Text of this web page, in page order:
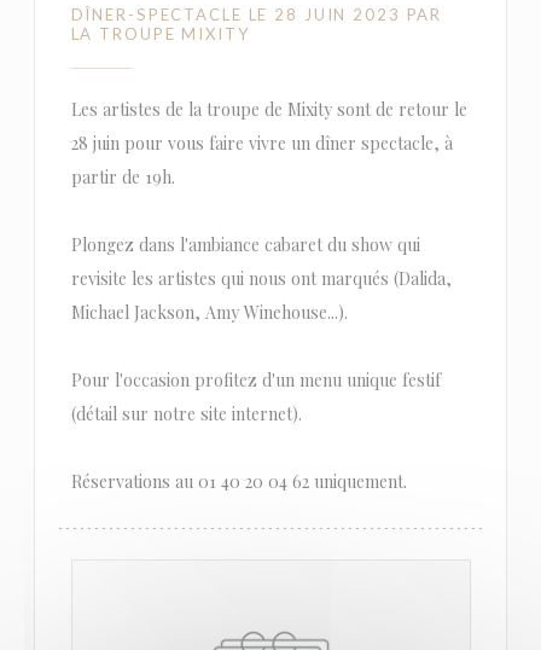
DÎNER-SPECTACLE LE 28 JUIN 2023 PAR
LA TROUPE MIXITY
Les artistes de la troupe de Mixity sont de retour le
28 juin pour vous faire vivre un dîner spectacle, à
partir de 19h.
Plongez dans l'ambiance cabaret du show qui
revisite les artistes qui nous ont marqués (Dalida,
Michael Jackson, Amy Winehouse...).
Pour l'occasion profitez d'un menu unique festif
(détail sur notre site internet).
Réservations au 01 40 20 04 62 uniquement.